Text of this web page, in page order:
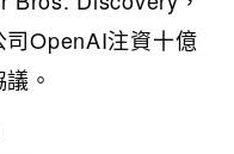
OpenAI注資十億
。